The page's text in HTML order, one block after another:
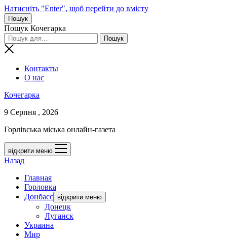
Натисніть "Enter", щоб перейти до вмісту
Пошук
Пошук Кочегарка
Контакты
О нас
Кочегарка
9 Серпня , 2026
Горлівська міська онлайн-газета
відкрити меню
Назад
Главная
Горловка
Донбасс відкрити меню
Донецк
Луганск
Украина
Мир